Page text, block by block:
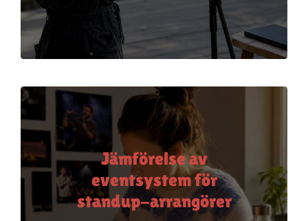
lyfta ditt event. Följ
vår checklista för
att säkerställa en
arrangemang!
Jämförelse av
eventsystem för
standup-arrangörer